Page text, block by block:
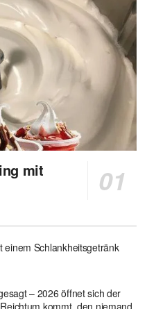
mit
einem Schlankheitsgetränk
– 2026 öffnet sich der